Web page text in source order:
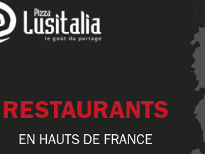
RESTAURANTS
EN HAUTS DE FRANCE